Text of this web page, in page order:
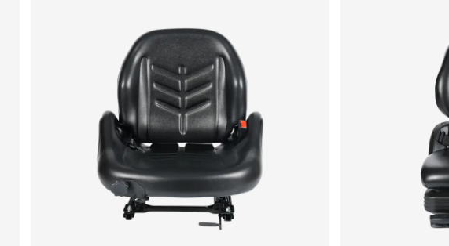
conditions routières complexes, un chariot
élévateur latéral pour la manutention de
matériaux longs, un chariot élévateur à
grands conteneurs ou un chariot élévateur à
guidage automatique AGV intelligent, nous
pouvons fournir des produits de siège
adaptés avec précision.
Nos sièges de chariot élévateur sont
fabriqués en vinyle noir ou en tissu flanelle